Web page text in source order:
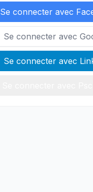
Se connecter avec
Se connecter avec
Se connecter avec